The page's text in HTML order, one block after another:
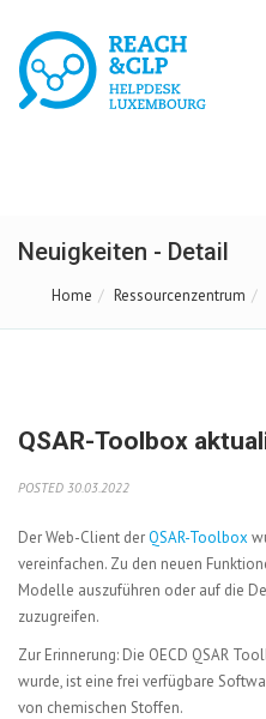
Neuigkeiten - Detail
Home Ressourcenzentrum
QSAR-Toolbox
POSTED 30.03.2022
Der Web-Client derQSAR-Toolbox
vereinfachen. Zu den neuen
Modelle auszuführen oder auf die
zuzugreifen.
Zur Erinnerung: Die OECD QSAR
wurde, ist eine frei verfügbare
von chemischen Stoffen.